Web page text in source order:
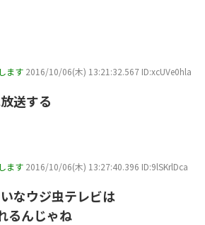
ます 2016/10/06(木) 13:21:32.567 ID:xcUVe0hla
送する
ます 2016/10/06(木) 13:27:40.396 ID:9lSKrlDca
なウジ虫テレビは
るんじゃね